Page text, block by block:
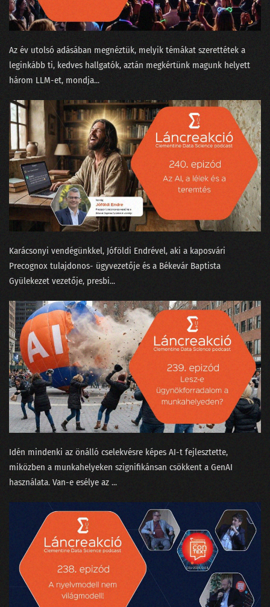
02. Az MI üveggömbje
Az év utolsó adásában megnéztük, melyik témákat szerettétek a
leginkább ti, kedves hallgatók, aztán megkértünk magunk helyett
három LLM-et, mondja...
Karácsonyi vendégünkkel, Jóföldi Endrével, aki a kaposvári
⁠Precognox⁠ tulajdonos- ügyvezetője és a Békevár Baptista
Gyülekezet⁠⁠ vezetője, presbi...
Idén mindenki az önálló cselekvésre képes AI-t fejlesztette,
miközben a munkahelyeken szignifikánsan csökkent a GenAI
használata. Van-e esélye az ...